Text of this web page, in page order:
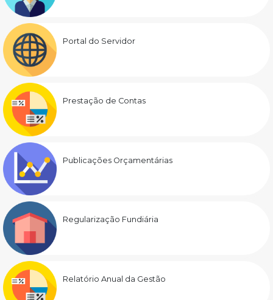
Portal do Servidor
Prestação de Contas
Publicações Orçamentárias
Regularização Fundiária
Relatório Anual da Gestão